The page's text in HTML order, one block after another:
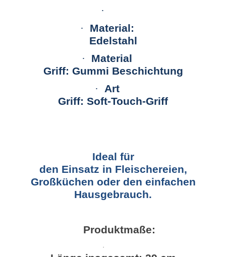
·
·
Material:
Edelstahl
·
Material
Griff: Gummi Beschichtung
· Art
Griff: Soft-Touch-Griff
Ideal für
den Einsatz in Fleischereien,
Großküchen oder den einfachen
Hausgebrauch.
Produktmaße:
·